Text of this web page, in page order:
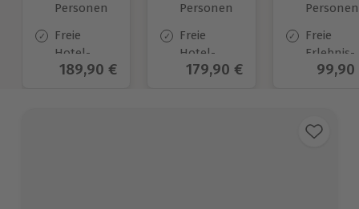
Personen
Freie
Hotel-
Auswahl
Aktueller Preis
189,90 €
Personen
Freie
Hotel-
Auswahl
Aktueller Preis
179,90 €
Personen
Freie
Erlebnis-
Auswahl
99,90